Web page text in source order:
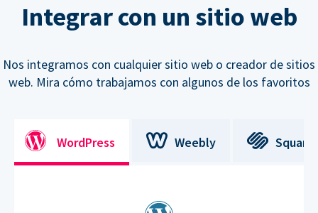
Integrar con un sitio web
Nos integramos con cualquier sitio web o creador de sitios
web. Mira cómo trabajamos con algunos de los favoritos
WordPress Weebly